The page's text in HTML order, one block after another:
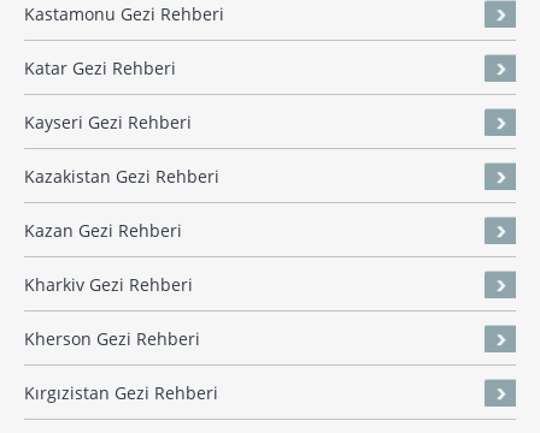
Kastamonu Gezi Rehberi
Katar Gezi Rehberi
Kayseri Gezi Rehberi
Kazakistan Gezi Rehberi
Kazan Gezi Rehberi
Kharkiv Gezi Rehberi
Kherson Gezi Rehberi
Kırgızistan Gezi Rehberi